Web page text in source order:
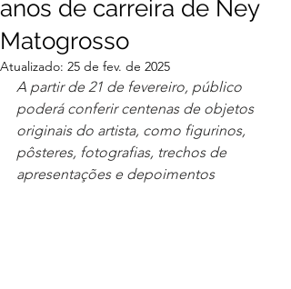
anos de carreira de Ney
Matogrosso
Atualizado: 25 de fev. de 2025
A partir de 21 de fevereiro, público
poderá conferir centenas de objetos
originais do artista, como figurinos,
pôsteres, fotografias, trechos de
apresentações e depoimentos